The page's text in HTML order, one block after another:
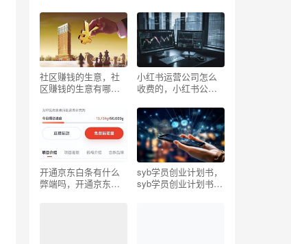
社区赚钱的生意，社
区赚钱的生意有哪
小红书运营公司怎么
收费的，小红书公司
开通京东白条有什么
弊端吗，开通京东白
syb学员创业计划书，
syb学员创业计划书奶